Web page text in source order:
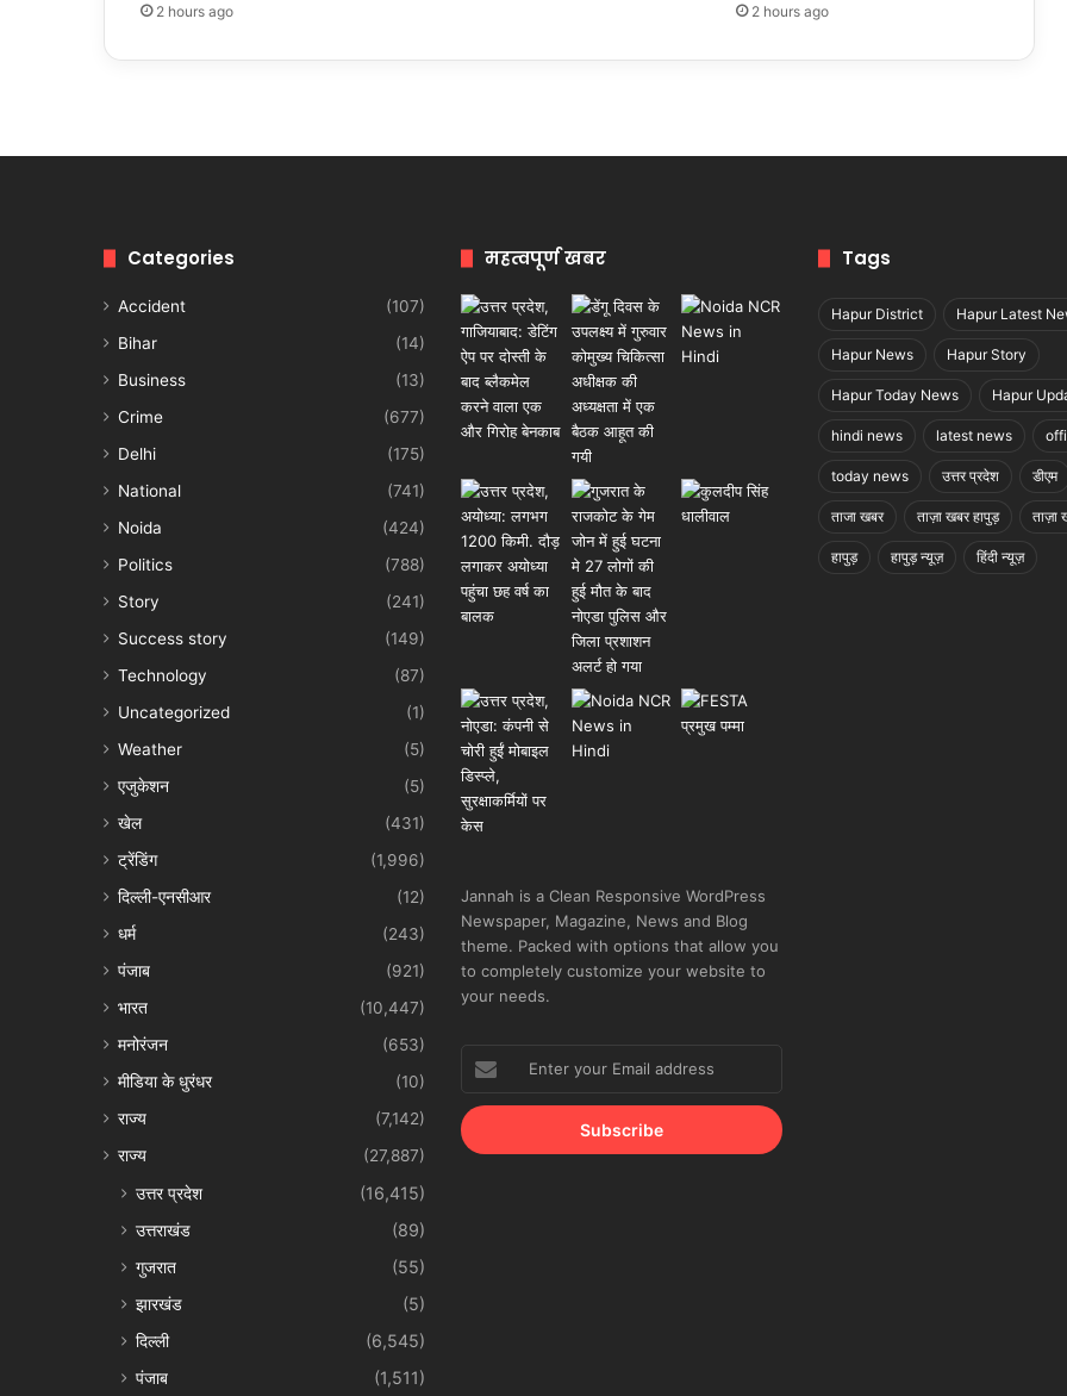
2 hours ago 2 hours ago
Categories
Accident
(107)
Bihar
(14)
Business
(13)
Crime
(677)
Delhi
(175)
National
(741)
Noida
(424)
Politics
(788)
Story
(241)
Success story
(149)
Technology
(87)
Uncategorized
(1)
Weather
(5)
एजुकेशन
(5)
खेल
(431)
ट्रेंडिंग
(1,996)
दिल्ली-एनसीआर
(12)
धर्म
(243)
पंजाब
(921)
भारत
(10,447)
मनोरंजन
(653)
मीडिया के धुरंधर
(10)
राज्य
(7,142)
राज्य
(27,887)
उत्तर प्रदेश
(16,415)
उत्तराखंड
(89)
गुजरात
(55)
झारखंड
(5)
दिल्ली
(6,545)
पंजाब
(1,511)
महत्वपूर्ण खबर
Jannah is a Clean Responsive WordPress
Newspaper, Magazine, News and Blog
theme. Packed with options that allow you
to completely customize your website to
your needs.
your
Email
address
Tags
Hapur District Hapur Latest
Hapur News Hapur Story
Hapur Today News Hapur
hindi news latest news
today news उत्तर प्रदेश डीएम
ताजा खबर ताज़ा खबर हापुड़ ताज़ा
हापुड़ हापुड़ न्यूज़ हिंदी न्यूज़